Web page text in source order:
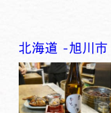
北海道 -旭川市